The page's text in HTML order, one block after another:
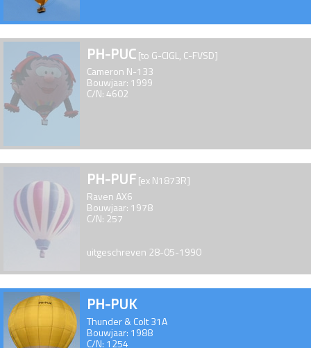
PH-PUC[to G-CIGL, C-FVSD]
Cameron N-133
Bouwjaar: 1999
C/N: 4602
PH-PUF[ex N1873R]
Raven AX6
Bouwjaar: 1978
C/N: 257
uitgeschreven 28-05-1990
PH-PUK
Thunder & Colt 31A
Bouwjaar: 1988
C/N: 1254